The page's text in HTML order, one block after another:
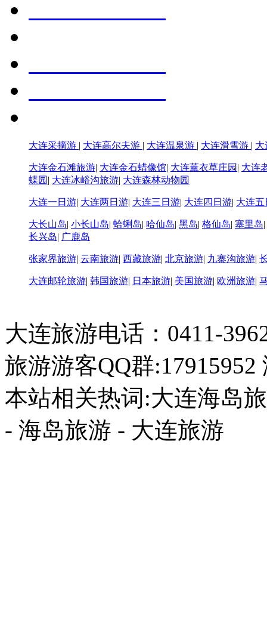
大连采摘游 | 大连高尔夫游 | 大连温泉游 | 大连滑雪游 |
大连金石滩旅游| 大连金石蜡像馆| 大连薰衣草庄园 | 大连
蝶园 | 大连冰峪沟旅游| 大连森林动物园
大连一日游| 大连两日游| 大连三日游| 大连四日游| 大连五
大长山岛| 小长山岛| 蛤蜊岛| 哈仙岛| 黑岛| 格仙岛| 塞里岛|
长兴岛| 广鹿岛
张家界旅游| 云南旅游| 西藏旅游| 北京旅游| 九寨沟旅游|
大连邮轮旅游| 韩国旅游| 日本旅游| 美国旅游| 欧洲旅游|
大连旅游电话：0411-
旅游游客QQ群
本站相关热词:大连海岛
- 海岛旅游 - 大连旅游